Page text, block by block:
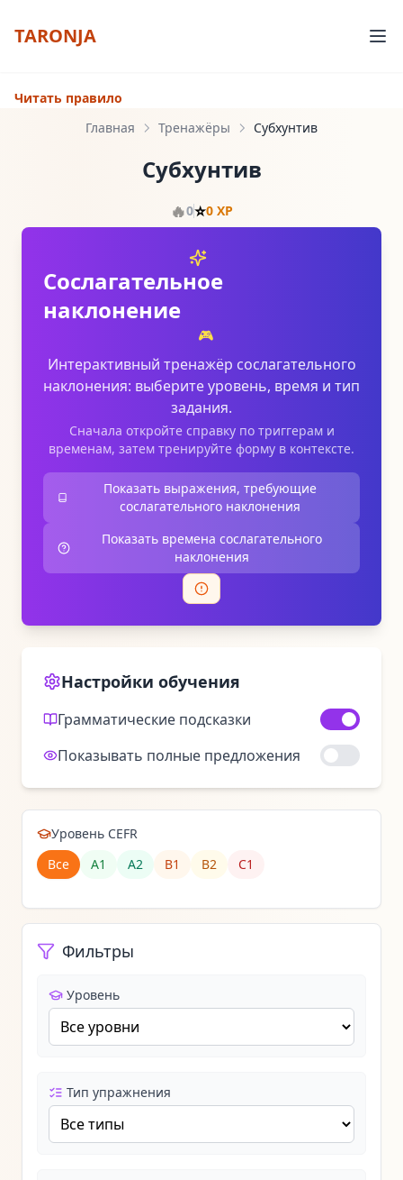
TARONJA
Читать правило
Главная
Тренажёры Субхунтив
Субхунтив
🔥0⭐0 XP
Сослагательное
наклонение
🎮
Интерактивный тренажёр сослагательного
наклонения: выберите уровень, время и тип
задания.
Сначала откройте справку по триггерам и
временам, затем тренируйте форму в контексте.
Показать выражения, требующие
сослагательного наклонения
Показать времена сослагательного
наклонения
Настройки обучения
Грамматические подсказки
Показывать полные предложения
Уровень CEFR
Все
A1 A2 B1 B2 C1
Фильтры
Уровень
Тип упражнения